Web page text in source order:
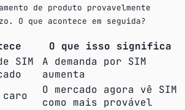
de produto provavelmente
O que acontece em seguida?
O que isso significa
SIM
A demanda por SIM
aumenta
O mercado agora vê SIM
como mais provável